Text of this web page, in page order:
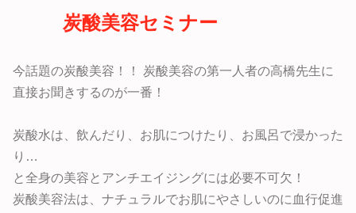
炭酸美容セミナー
今話題の炭酸美容！！ 炭酸美容の第一人者の高橋先生に
直接お聞きするのが一番！
炭酸水は、飲んだり、お肌につけたり、お風呂で浸かった
り…
と全身の美容とアンチエイジングには必要不可欠！
炭酸美容法は、ナチュラルでお肌にやさしいのに血行促進